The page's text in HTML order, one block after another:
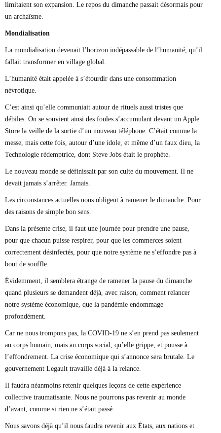
limitaient son expansion. Le repos du dimanche passait désormais pour
un archaïsme.
Mondialisation
La mondialisation devenait l’horizon indépassable de l’humanité, qu’il
fallait transformer en village global.
L’humanité était appelée à s’étourdir dans une consommation
névrotique.
C’est ainsi qu’elle communiait autour de rituels aussi tristes que
débiles. On se souvient ainsi des foules s’accumulant devant un Apple
Store la veille de la sortie d’un nouveau téléphone. C’était comme la
messe, mais cette fois, autour d’une idole, et même d’un faux dieu, la
Technologie rédemptrice, dont Steve Jobs était le prophète.
Le nouveau monde se définissait par son culte du mouvement. Il ne
devait jamais s’arrêter. Jamais.
Les circonstances actuelles nous obligent à ramener le dimanche. Pour
des raisons de simple bon sens.
Dans la présente crise, il faut une journée pour prendre une pause,
pour que chacun puisse respirer, pour que les commerces soient
correctement désinfectés, pour que notre système ne s’effondre pas à
bout de souffle.
Évidemment, il semblera étrange de ramener la pause du dimanche
quand plusieurs se demandent déjà, avec raison, comment relancer
notre système économique, que la pandémie endommage
profondément.
Car ne nous trompons pas, la COVID-19 ne s’en prend pas seulement
au corps humain, mais au corps social, qu’elle grippe, et pousse à
l’effondrement. La crise économique qui s’annonce sera brutale. Le
gouvernement Legault travaille déjà à la relance.
Il faudra néanmoins retenir quelques leçons de cette expérience
collective traumatisante. Nous ne pourrons pas revenir au monde
d’avant, comme si rien ne s’était passé.
Nous savons déjà qu’il nous faudra revenir aux États, aux nations et